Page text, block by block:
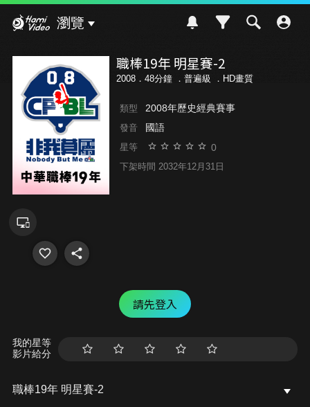
瀏覽
職棒19年 明星賽-2
2008．48分鐘 ． 普遍級 ．HD畫質
類型 2008年歷史經典賽事
發音 國語
星等 0
下架時間 2032年12月31日
請先登入
我的星等
影片給分
職棒19年 明星賽-2